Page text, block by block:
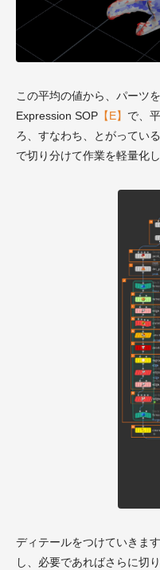
この平均の値から、パーツ
Expression SOP 【E】 で、
ろ、すなわち、とがってい
で切り分けて作業を軽量化し
ディテールをつけていきま
し、必要であればさらに切